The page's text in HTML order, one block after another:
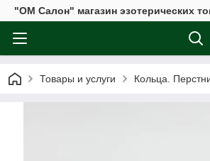
"ОМ Салон" магазин эзотерических
Товары и услуги Кольца.